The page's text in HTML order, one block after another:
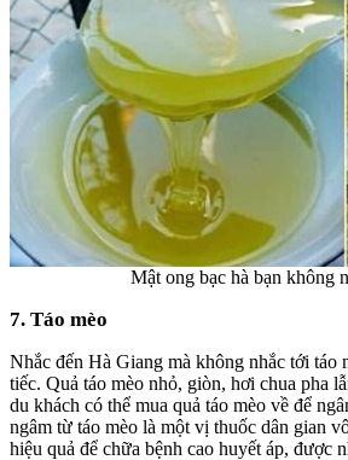
Mật ong bạc hà bạn không
7. Táo mèo
Nhắc đến Hà Giang mà không nhắc tới táo
tiếc. Quả táo mèo nhỏ, giòn, hơi chua pha
du khách có thể mua quả táo mèo về để
ngâm từ táo mèo là một vị thuốc dân gian
hiệu quả để chữa bệnh cao huyết áp, được